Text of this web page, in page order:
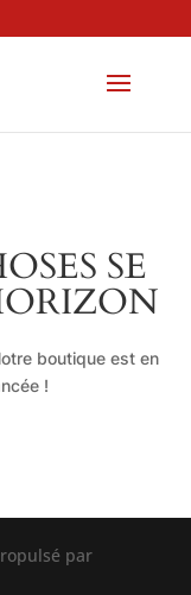
SE
boutique est en
!
par